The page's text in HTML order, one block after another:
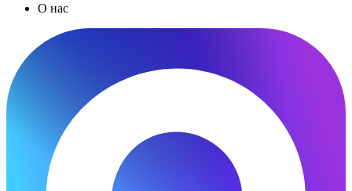
О нас